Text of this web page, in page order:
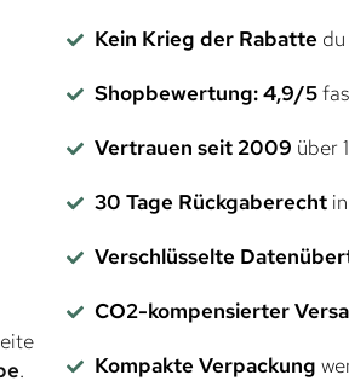
.
Kein Krieg der Rabatte
Shopbewertung: 4,9/5
Vertrauen seit 2009 über
30 Tage Rückgaberecht
Verschlüsselte
CO2-kompensierter
Kompakte Verpackung